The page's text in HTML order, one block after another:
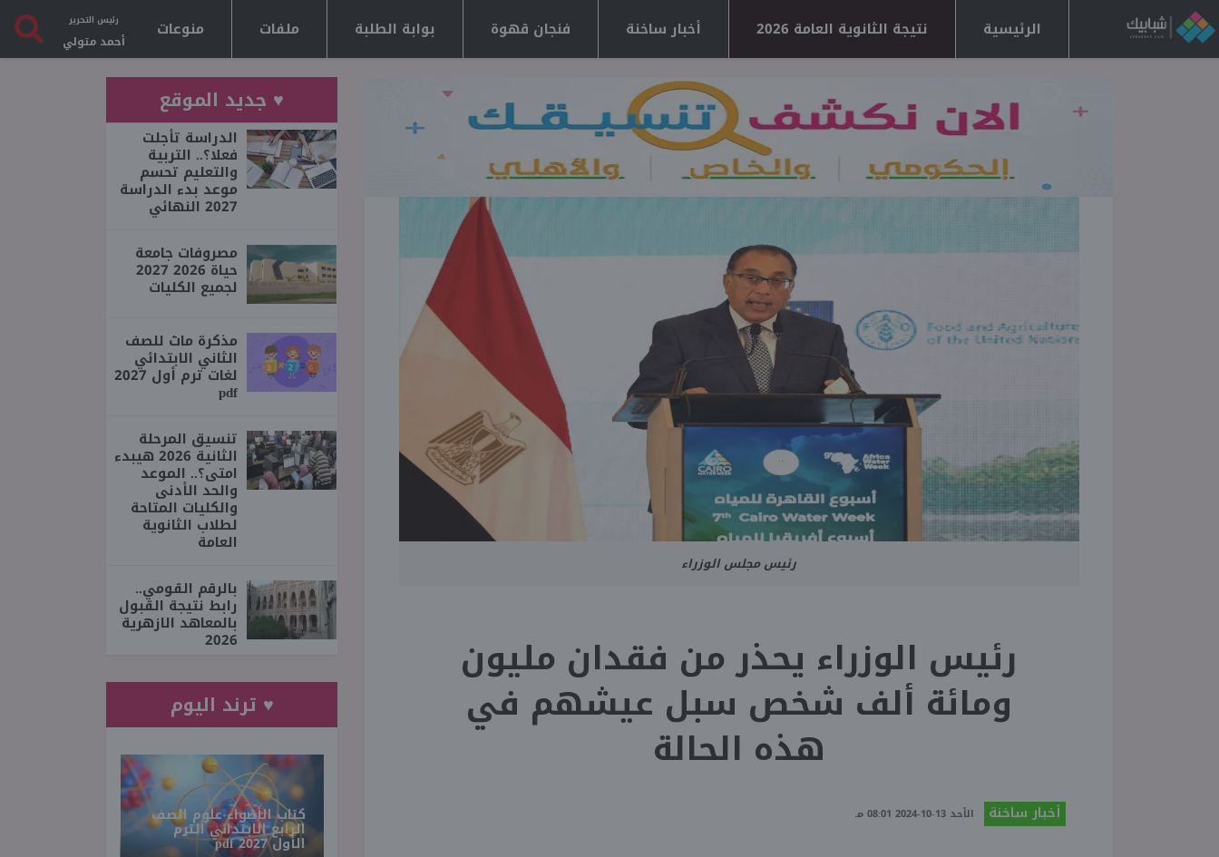
الرئيسية نتيجة الثانوية العامة 2026 أخبار ساخنة فنجان قهوة بوابة الطلبة ملفات منوعات رئيس التحرير
أحمد متولي
رئيس مجلس الوزراء
رئيس الوزراء يحذر من فقدان مليون
ومائة ألف شخص سبل عيشهم في
هذه الحالة
أخبار ساخنة الأحد 13-10-2024 08:01 مـ
♥ جديد الموقع
الدراسة تأجلت
فعلا؟.. التربية
والتعليم تحسم
موعد بدء الدراسة
2027 النهائي
مصروفات جامعة
حياة 2026 2027
لجميع الكليات
مذكرة ماث للصف
الثاني الابتدائي
لغات ترم أول 2027
pdf
تنسيق المرحلة
الثانية 2026 هيبدء
امتى؟.. الموعد
والحد الأدنى
والكليات المتاحة
لطلاب الثانوية
العامة
بالرقم القومي..
رابط نتيجة القبول
بالمعاهد الازهرية
2026
♥ ترند اليوم
كتاب الأضواء علوم الصف
الرابع الابتدائي الترم
الأول 2027 pdf